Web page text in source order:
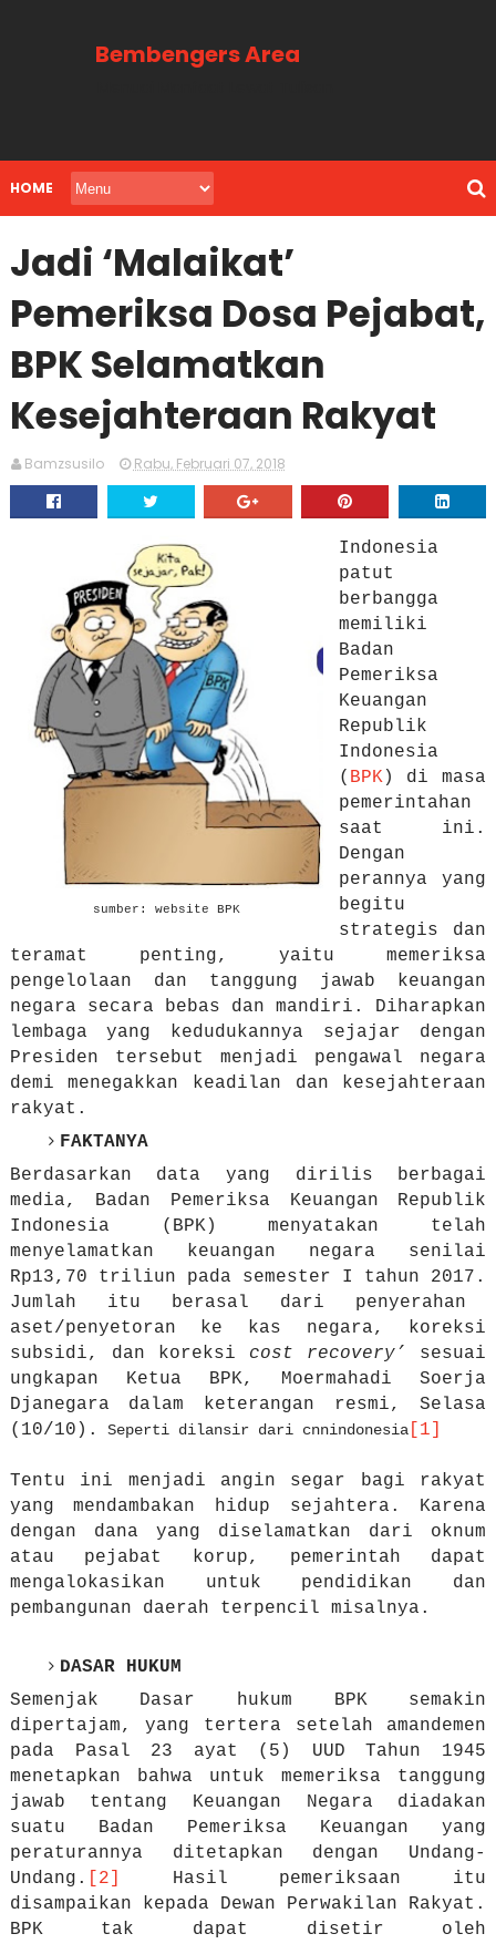
Bembengers Area
HOME
Jadi ‘Malaikat’
Pemeriksa Dosa Pejabat,
BPK Selamatkan
Kesejahteraan Rakyat
Bamzsusilo Rabu, Februari 07, 2018
sumber: website BPK
Indonesia
patut
berbangga
memiliki
Badan
Pemeriksa
Keuangan
Republik
Indonesia
( BPK) di masa
pemerintahan
saat ini.
Dengan
perannya yang
begitu
strategis dan
teramat penting, yaitu memeriksa
pengelolaan dan tanggung jawab keuangan
negara secara bebas dan mandiri. Diharapkan
lembaga yang kedudukannya sejajar dengan
Presiden tersebut menjadi pengawal negara
demi menegakkan keadilan dan kesejahteraan
rakyat.
FAKTANYA
Berdasarkan data yang dirilis berbagai
media, Badan Pemeriksa Keuangan Republik
Indonesia (BPK) menyatakan telah
menyelamatkan keuangan negara senilai
Rp13,70 triliun pada semester I tahun 2017.
Jumlah itu berasal dari penyerahan
aset/penyetoran ke kas negara, koreksi
subsidi, dan koreksi cost recovery’ sesuai
ungkapan Ketua BPK, Moermahadi Soerja
Djanegara dalam keterangan resmi, Selasa
(10/10).
Seperti dilansir dari cnnindonesia[1]
Tentu ini menjadi angin segar bagi rakyat
yang mendambakan hidup sejahtera. Karena
dengan dana yang diselamatkan dari oknum
atau pejabat korup, pemerintah dapat
mengalokasikan untuk pendidikan dan
pembangunan daerah terpencil misalnya.
DASAR HUKUM
Semenjak Dasar hukum BPK semakin
dipertajam, yang tertera setelah amandemen
pada Pasal 23 ayat (5) UUD Tahun 1945
menetapkan bahwa untuk memeriksa tanggung
jawab tentang Keuangan Negara diadakan
suatu Badan Pemeriksa Keuangan yang
peraturannya ditetapkan dengan Undang-
Undang.
[2]
Hasil pemeriksaan itu
disampaikan kepada Dewan Perwakilan Rakyat.
BPK tak dapat disetir oleh